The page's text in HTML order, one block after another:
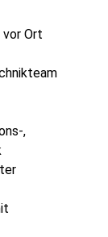
vor Ort
,